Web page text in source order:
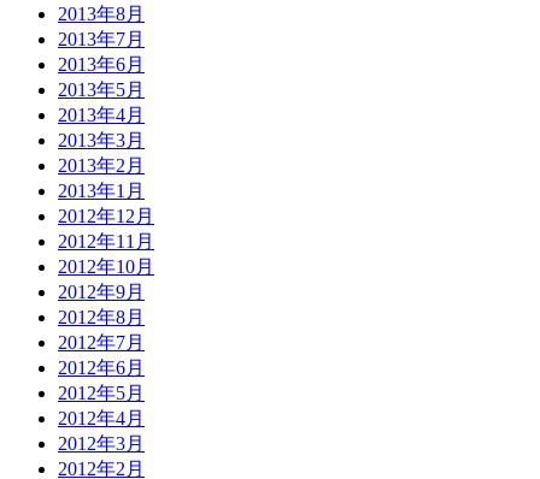
2013年8月
2013年7月
2013年6月
2013年5月
2013年4月
2013年3月
2013年2月
2013年1月
2012年12月
2012年11月
2012年10月
2012年9月
2012年8月
2012年7月
2012年6月
2012年5月
2012年4月
2012年3月
2012年2月